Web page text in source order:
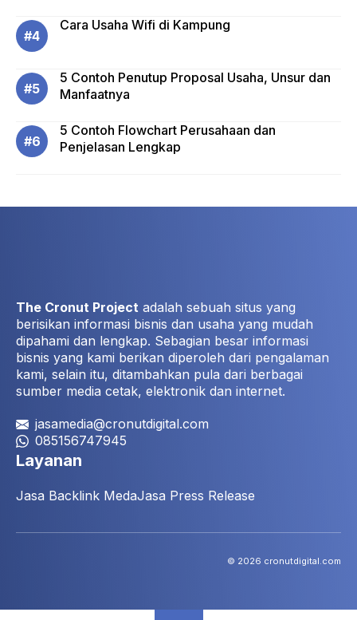
Cara Usaha Wifi di Kampung
5 Contoh Penutup Proposal Usaha, Unsur dan
Manfaatnya
5 Contoh Flowchart Perusahaan dan
Penjelasan Lengkap
The Cronut Project adalah sebuah situs yang
berisikan informasi bisnis dan usaha yang mudah
dipahami dan lengkap. Sebagian besar informasi
bisnis yang kami berikan diperoleh dari pengalaman
kami, selain itu, ditambahkan pula dari berbagai
sumber media cetak, elektronik dan internet.
jasamedia@cronutdigital.com
085156747945
Layanan
Jasa Backlink MedaJasa Press Release
© 2026 cronutdigital.com